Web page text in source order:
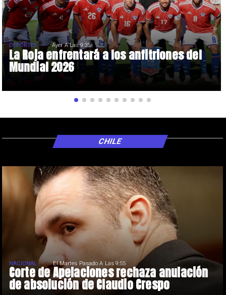
La Roja enfrentará a los anfitriones del
Mundial 2026
DEPORTES Ayer A Las 9:35
Corte de Apelaciones rechaza anulación
de absolución de Claudio Crespo
NACIONAL El Martes Pasado A Las 9:55
CHILE